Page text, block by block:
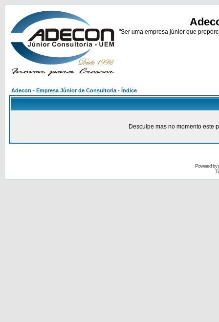
"Ser uma empresa júnior que
Adecon - Empresa Júnior de Consultoria - Índice
Desculpe mas no momento este
Powered by